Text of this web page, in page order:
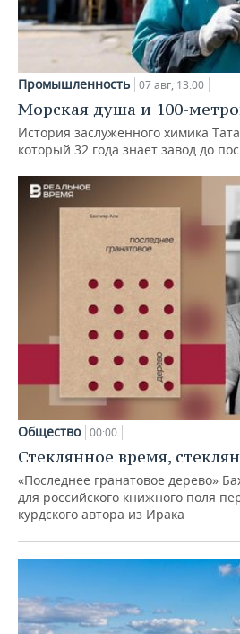
Промышленность 07 авг, 13:00
Морская душа и 100-
История заслуженного химика
который 32 года знает завод до
Общество 00:00
Стеклянное время,
«Последнее гранатовое дерево»
для российского книжного поля
курдского автора из Ирака